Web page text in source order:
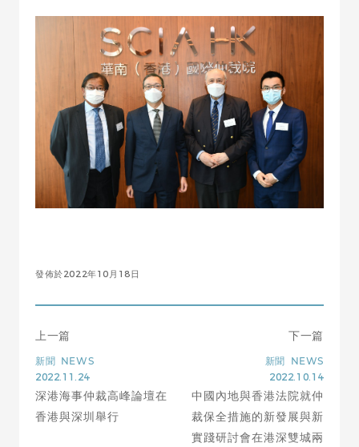
發佈於2022年10月18日
上一篇
新聞 NEWS
2022.11.24
深港海事仲裁高峰論壇在
香港與深圳舉行
下一篇
新聞
NEWS
2022.10.14
中國內地與香港法院就仲
裁保全措施的新發展與新
實踐研討會在港深雙城兩